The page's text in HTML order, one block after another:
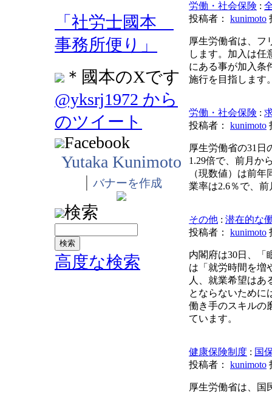
「社労士國本
事務所便り」
＊國本のXです
@yksrj1972 から
のツイート
Facebook
Yutaka Kunimoto
| バナーを作成
検索
高度な検索
労働・社会保険 :
投稿者： kunimoto
厚生労働省は、フ
します。加入は任
にある事が加入条
施行を目指します
労働・社会保険 :
投稿者： kunimoto
厚生労働省の31日
1.29倍で、前月か
（現数値）は前
業率は2.6％で、
その他 : 潜在的な
投稿者： kunimoto
内閣府は30日、「
は「就労時間を増
人、就業希望はあ
とならないために
働き手のスキルの
ています。
健康保険制度 : 国
投稿者： kunimoto
厚生労働省は、国